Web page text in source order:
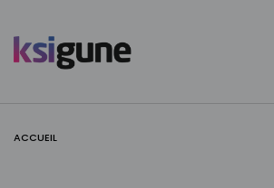
ACCUEIL